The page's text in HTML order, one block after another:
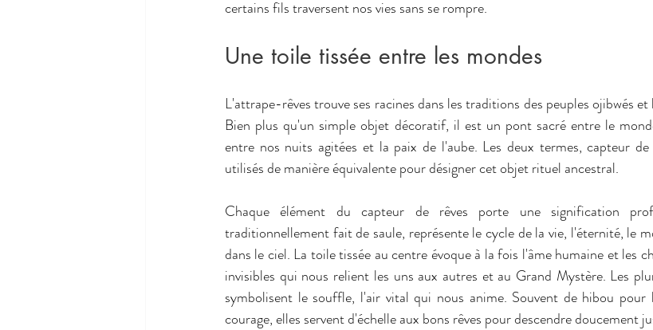
certains fils traversent nos vies sans se rompre.
Une toile tissée entre les mondes
L'attrape-rêves trouve ses racines dans les traditions des peuples ojibwés
Bien plus qu'un simple objet décoratif, il est un pont sacré entre le
entre nos nuits agitées et la paix de l'aube. Les deux termes, capteur
utilisés de manière équivalente pour désigner cet objet rituel ancestral.
Chaque élément du capteur de rêves porte une signification
traditionnellement fait de saule, représente le cycle de la vie, l'éternité, le
dans le ciel. La toile tissée au centre évoque à la fois l'âme humaine et les
invisibles qui nous relient les uns aux autres et au Grand Mystère. Les
symbolisent le souffle, l'air vital qui nous anime. Souvent de hibou pour
courage, elles servent d'échelle aux bons rêves pour descendre doucement